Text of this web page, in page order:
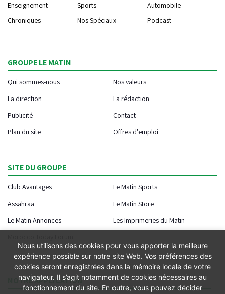
Enseignement
Sports
Automobile
Chroniques
Nos Spéciaux Podcast
GROUPE LE MATIN
Qui sommes-nous
Nos valeurs
La direction
La rédaction
Publicité
Contact
Plan du site
Offres d'emploi
SITE DU GROUPE
Club Avantages
Le Matin Sports
Assahraa
Le Matin Store
Le Matin Annonces
Les Imprimeries du Matin
NOTRE APPLICATION
Nous utilisons des cookies pour vous apporter la meilleure
expérience possible sur notre site Web. Vos préférences des
cookies seront enregistrées dans la mémoire locale de votre
navigateur. Il s’agit notamment de cookies nécessaires au
fonctionnement du site. En outre, vous pouvez décider